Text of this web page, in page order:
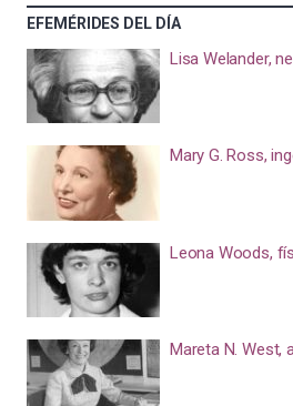
EFEMÉRIDES DEL DÍA
Lisa Welander,
Mary G. Ross,
Leona Woods,
Mareta N. West,